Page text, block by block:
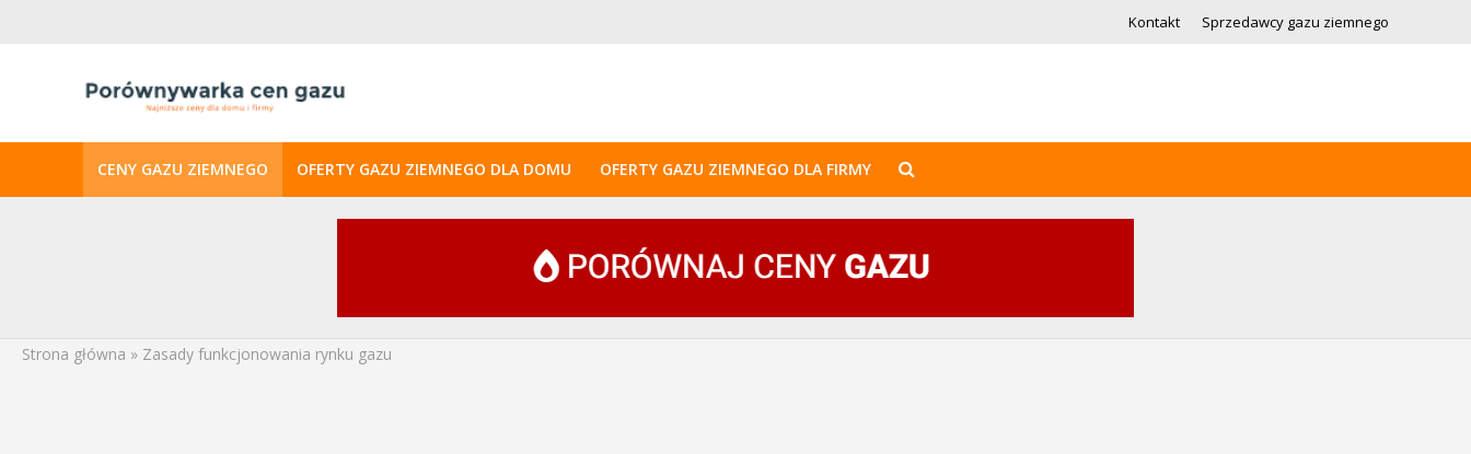
Kontakt Sprzedawcy gazu ziemnego
CENY GAZU ZIEMNEGO OFERTY GAZU ZIEMNEGO DLA DOMU OFERTY GAZU ZIEMNEGO DLA FIRMY
Strona główna » Zasady funkcjonowania rynku gazu